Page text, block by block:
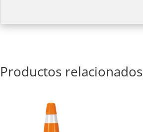
Productos relacionados